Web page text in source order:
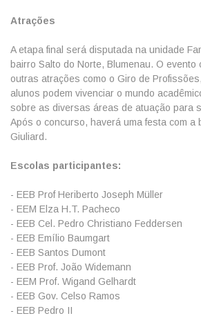
Atrações
A etapa final será disputada na unidade
bairro Salto do Norte, Blumenau. O evento
outras atrações como o Giro de
alunos podem vivenciar o mundo
sobre as diversas áreas de atuação para
Após o concurso, haverá uma festa com a
Giuliard.
Escolas participantes:
- EEB Prof Heriberto Joseph Müller
- EEM Elza H.T. Pacheco
- EEB Cel. Pedro Christiano Feddersen
- EEB Emílio Baumgart
- EEB Santos Dumont
- EEB Prof. João Widemann
- EEM Prof. Wigand Gelhardt
- EEB Gov. Celso Ramos
- EEB Pedro II